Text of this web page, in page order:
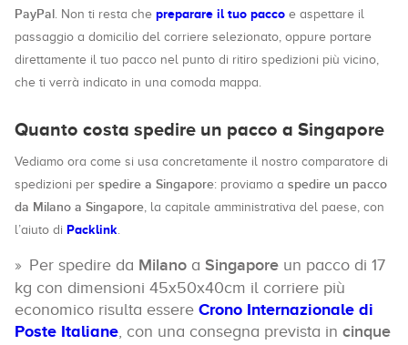
PayPal. Non ti resta che preparare il tuo pacco e aspettare il
passaggio a domicilio del corriere selezionato, oppure portare
direttamente il tuo pacco nel punto di ritiro spedizioni più vicino,
che ti verrà indicato in una comoda mappa.
Quanto costa spedire un pacco a Singapore
Vediamo ora come si usa concretamente il nostro comparatore di
spedizioni per spedire a Singapore: proviamo a spedire un pacco
da Milano a Singapore, la capitale amministrativa del paese, con
l’aiuto di Packlink.
Per spedire da Milano a Singapore un pacco di 17
kg con dimensioni 45x50x40cm il corriere più
economico risulta essere Crono Internazionale di
Poste Italiane, con una consegna prevista in cinque